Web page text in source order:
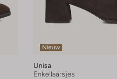
Nieuw
Unisa
Enkellaarsjes